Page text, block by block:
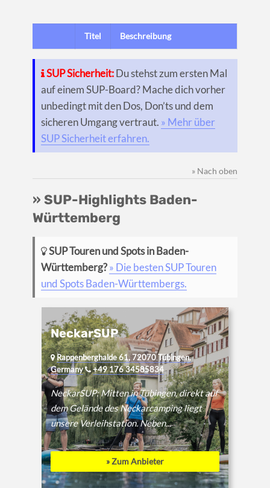
Titel Beschreibung
SUP Sicherheit:Du stehst zum ersten Mal
auf einem SUP-Board? Mache dich vorher
unbedingt mit den Dos, Don’ts und dem
sicheren Umgang vertraut. » Mehr über
SUP Sicherheit erfahren.
» Nach oben
» SUP-Highlights Baden-
Württemberg
SUP Touren und Spots in Baden-
Württemberg?» Die besten SUP Touren
und Spots Baden-Württembergs.
NeckarSUP
Rappenberghalde 61, 72070 Tübingen,
Germany
+49 176 34585834
NeckarSUP: Mitten in Tübingen, direkt auf
dem Gelände des Neckarcamping liegt
unsere Verleihstation. Neben...
» Zum Anbieter